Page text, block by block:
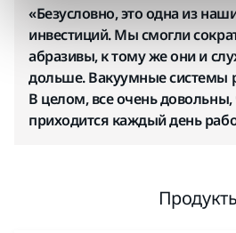
«Безусловно, это одна из
инвестиций. Мы смогли
абразивы, к тому же они и
дольше. Вакуумные системы
В целом, все очень довольны,
приходится каждый день